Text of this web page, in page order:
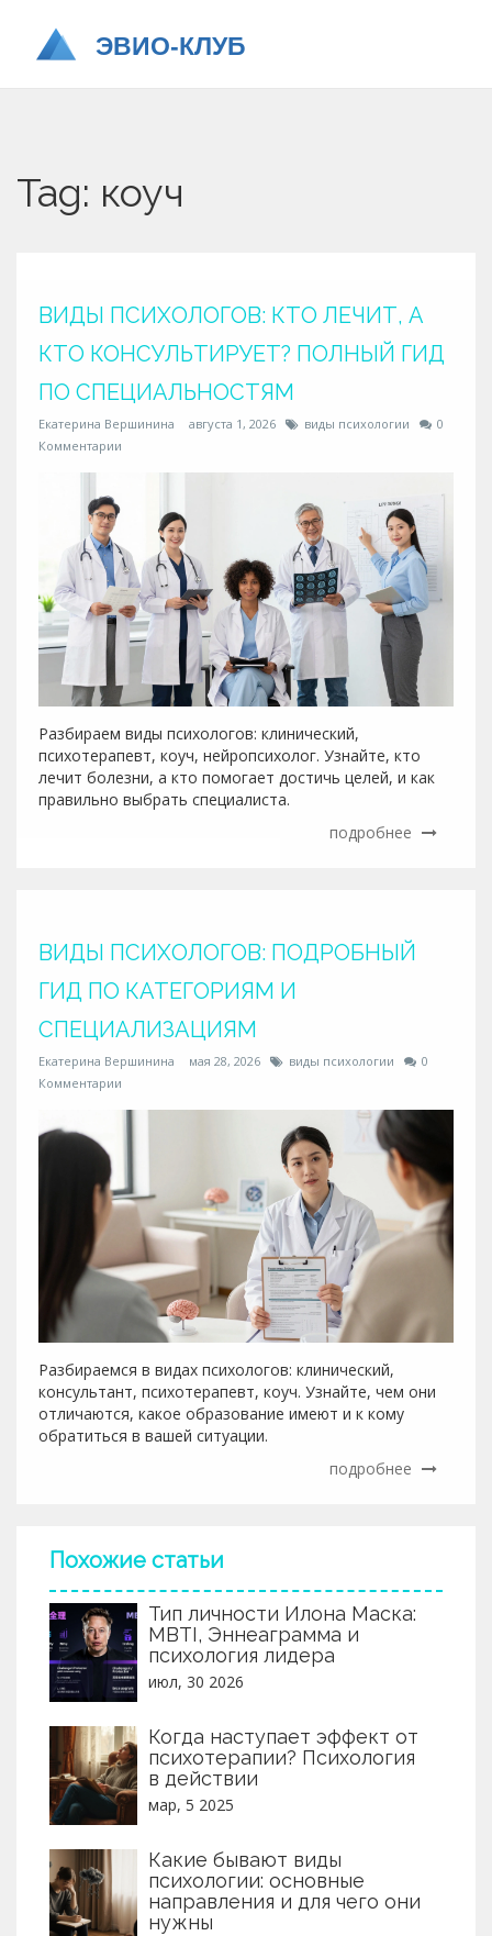
Tag: коуч
ВИДЫ ПСИХОЛОГОВ: КТО ЛЕЧИТ, А
КТО КОНСУЛЬТИРУЕТ? ПОЛНЫЙ ГИД
ПО СПЕЦИАЛЬНОСТЯМ
Екатерина Вершинина августа 1, 2026 виды психологии
0
Комментарии
Разбираем виды психологов: клинический,
психотерапевт, коуч, нейропсихолог. Узнайте, кто
лечит болезни, а кто помогает достичь целей, и как
правильно выбрать специалиста.
подробнее
ВИДЫ ПСИХОЛОГОВ: ПОДРОБНЫЙ
ГИД ПО КАТЕГОРИЯМ И
СПЕЦИАЛИЗАЦИЯМ
Екатерина Вершинина мая 28, 2026 виды психологии
0
Комментарии
Разбираемся в видах психологов: клинический,
консультант, психотерапевт, коуч. Узнайте, чем они
отличаются, какое образование имеют и к кому
обратиться в вашей ситуации.
подробнее
Похожие статьи
Тип личности Илона Маска:
MBTI, Эннеаграмма и
психология лидера
июл, 30 2026
Когда наступает эффект от
психотерапии? Психология
в действии
мар, 5 2025
Какие бывают виды
психологии: основные
направления и для чего они
нужны